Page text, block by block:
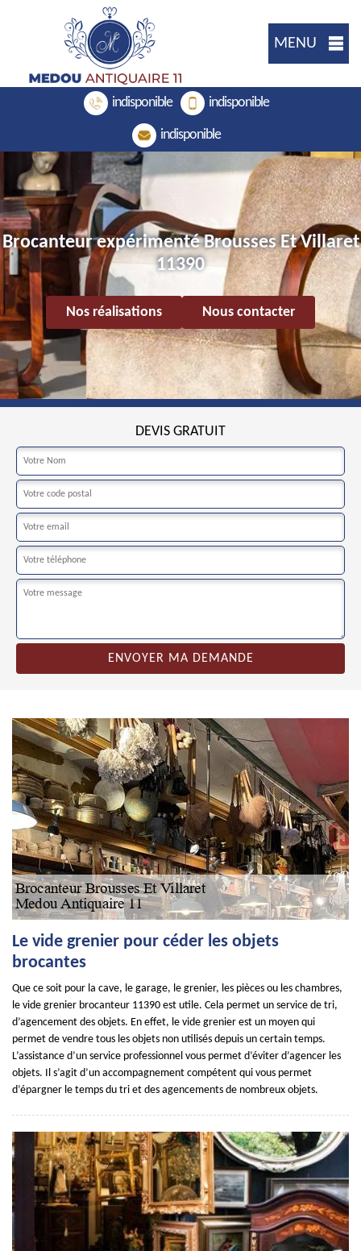
MENU
indisponible indisponible
indisponible
Brocanteur expérimenté Brousses Et Villaret
11390
Nos réalisations Nous contacter
DEVIS GRATUIT
Le vide grenier pour céder les objets
brocantes
Que ce soit pour la cave, le garage, le grenier, les pièces ou les chambres,
le vide grenier brocanteur 11390 est utile. Cela permet un service de tri,
d’agencement des objets. En effet, le vide grenier est un moyen qui
permet de vendre tous les objets non utilisés depuis un certain temps.
L’assistance d’un service professionnel vous permet d’éviter d’agencer les
objets. Il s’agit d’un accompagnement compétent qui vous permet
d’épargner le temps du tri et des agencements de nombreux objets.